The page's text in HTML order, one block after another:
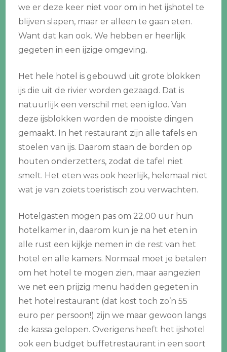
we er deze keer niet voor om in het ijshotel te
blijven slapen, maar er alleen te gaan eten.
Want dat kan ook. We hebben er heerlijk
gegeten in een ijzige omgeving.
Het hele hotel is gebouwd uit grote blokken
ijs die uit de rivier worden gezaagd. Dat is
natuurlijk een verschil met een igloo. Van
deze ijsblokken worden de mooiste dingen
gemaakt. In het restaurant zijn alle tafels en
stoelen van ijs. Daarom staan de borden op
houten onderzetters, zodat de tafel niet
smelt. Het eten was ook heerlijk, helemaal niet
wat je van zoiets toeristisch zou verwachten.
Hotelgasten mogen pas om 22.00 uur hun
hotelkamer in, daarom kun je na het eten in
alle rust een kijkje nemen in de rest van het
hotel en alle kamers. Normaal moet je betalen
om het hotel te mogen zien, maar aangezien
we net een prijzig menu hadden gegeten in
het hotelrestaurant (dat kost toch zo’n 55
euro per persoon!) zijn we maar gewoon langs
de kassa gelopen. Overigens heeft het ijshotel
ook een budget buffetrestaurant in een soort